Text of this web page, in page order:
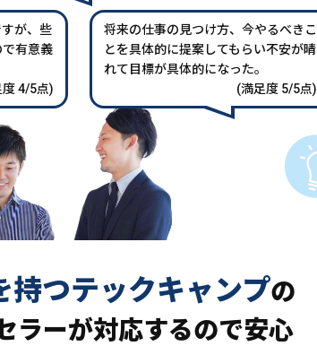
が、些
有意義
度 4/5点)
将来の仕事の見つけ方、今やるべきこ
とを具体的に提案してもらい不安が晴
れて目標が具体的になった。
(満足度 5/5点)
持つテックキャンプの
ラーが対応するので安心